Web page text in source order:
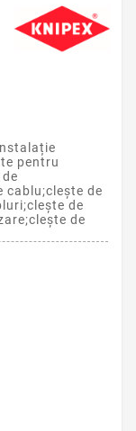
pentru
cablu;clește de
de
de